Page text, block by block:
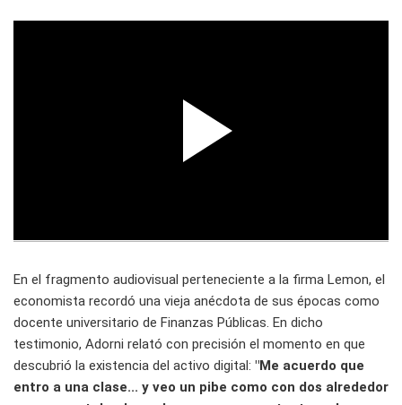
En el fragmento audiovisual perteneciente a la firma Lemon, el
economista recordó una vieja anécdota de sus épocas como
docente universitario de Finanzas Públicas. En dicho
testimonio, Adorni relató con precisión el momento en que
descubrió la existencia del activo digital: "Me acuerdo que
entro a una clase... y veo un pibe como con dos alrededor